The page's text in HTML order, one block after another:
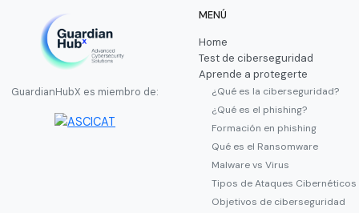
GuardianHubX es miembro de:
MENÚ
Home
Test de ciberseguridad
Aprende a protegerte
¿Qué es la ciberseguridad?
¿Qué es el phishing?
Formación en phishing
Qué es el Ransomware
Malware vs Virus
Tipos de Ataques Cibernéticos
Objetivos de ciberseguridad